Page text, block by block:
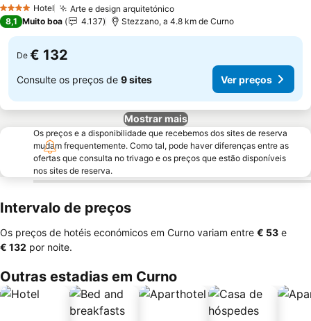
4 EstrelasHotel Arte e design arquitetónico
8,1 Muito boa 4.137 Stezzano, a 4.8 km de Curno
De € 132
Consulte os preços de 9 sites Ver preços
Mostrar mais
Os preços e a disponibilidade que recebemos dos sites de reserva
mudam frequentemente. Como tal, pode haver diferenças entre as
ofertas que consulta no trivago e os preços que estão disponíveis
nos sites de reserva.
Intervalo de preços
Os preços de hotéis económicos em Curno variam entre ‎€ 53 e
‎€ 132 por noite.
Outras estadias em Curno